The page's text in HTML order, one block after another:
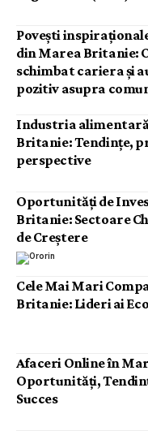
Povești
din Marea Britanie:
schimbat cariera și
pozitiv asupra
Industria
Britanie: Tendințe,
perspective
Oportunități de
Britanie: Sectoare
de Creștere
Cele Mai Mari
Britanie: Lideri ai
Afaceri Online în
Oportunități,
Succes